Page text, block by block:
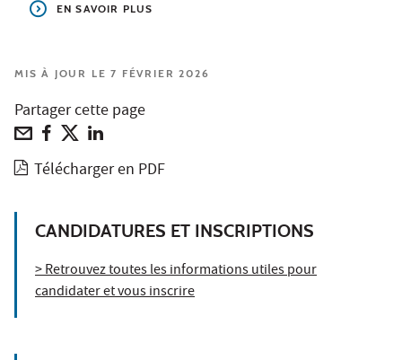
EN SAVOIR PLUS
MIS À JOUR LE 7 FÉVRIER 2026
Partager cette page
Télécharger en PDF
CANDIDATURES ET INSCRIPTIONS
> Retrouvez toutes les informations utiles pour
candidater et vous inscrire